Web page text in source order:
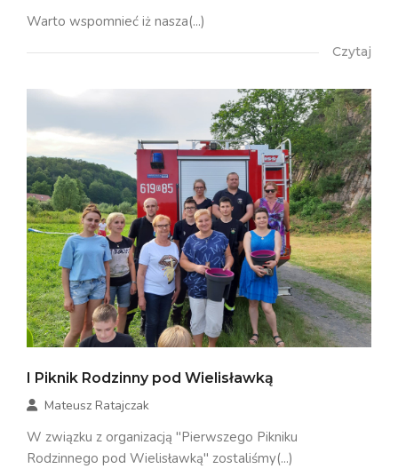
Warto wspomnieć iż nasza(...)
Czytaj
I Piknik Rodzinny pod Wielisławką
Mateusz Ratajczak
W związku z organizacją "Pierwszego Pikniku
Rodzinnego pod Wielisławką" zostaliśmy(...)